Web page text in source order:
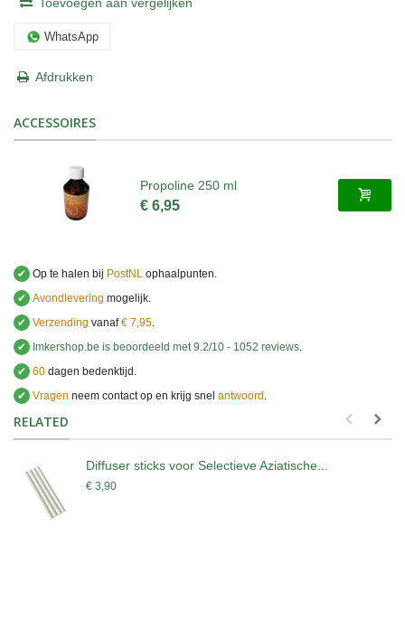
WhatsApp
Afdrukken
ACCESSOIRES
Propoline 250 ml
€ 6,95
✔ Op te halen bij PostNL ophaalpunten.
✔ Avondlevering mogelijk.
✔ Verzending vanaf€ 7,95.
✔
Imkershop.be is beoordeeld met9.2/10 - 1052 reviews.
✔ 60 dagen bedenktijd.
✔ Vragen neem contact op en krijg snel antwoord .
RELATED
Diffuser sticks voor Selectieve Aziatische...
€ 3,90